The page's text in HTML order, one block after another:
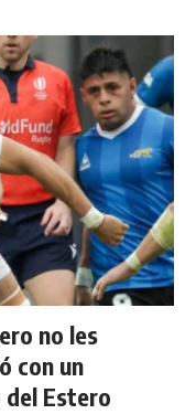
no les
con un
Estero